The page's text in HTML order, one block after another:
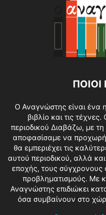
ΠΟΙΟΙ
O Αναγνώστης είναι ένα
βιβλίο και τις
περιοδικού Διαβάζω, με
αποφασίσαμε να
θα εμπεριέχει τις
αυτού περιοδικού, αλλά
εποχής, τους σύγχρονους
προβληματισμούς. Με
Αναγνώστης επιδιώκει
όσα συμβαίνουν στο